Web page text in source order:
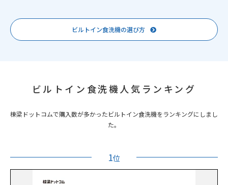
ビルトイン食洗機の選び方
ビルトイン食洗機人気ランキング
棟梁ドットコムで購入数が多かったビルトイン食洗機をランキングにしまし
た。
1位